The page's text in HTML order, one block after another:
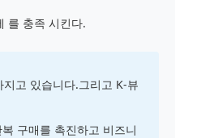
를 충족 시킨다.
고 있습니다.그리고 K-뷰
구매를 촉진하고 비즈니